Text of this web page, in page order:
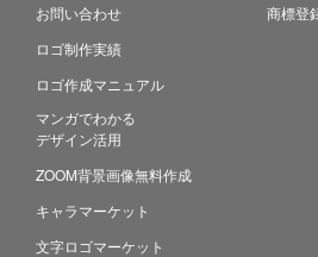
お問い合わせ
ロゴ制作実績
ロゴ作成マニュアル
マンガでわかる
デザイン活用
ZOOM背景画像無料作成
キャラマーケット
文字ロゴマーケット
商標登